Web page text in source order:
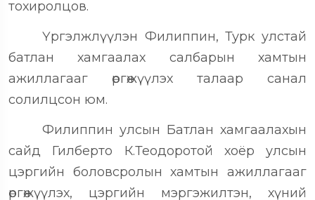
тохиролцов.
Үргэлжлүүлэн Филиппин, Турк улстай
батлан хамгаалах салбарын хамтын
ажиллагааг өргөжүүлэх талаар санал
солилцсон юм.
Филиппин улсын Батлан хамгаалахын
сайд Гилберто К.Теодоротой хоёр улсын
цэргийн боловсролын хамтын ажиллагааг
өргөжүүлэх, цэргийн мэргэжилтэн, хүний